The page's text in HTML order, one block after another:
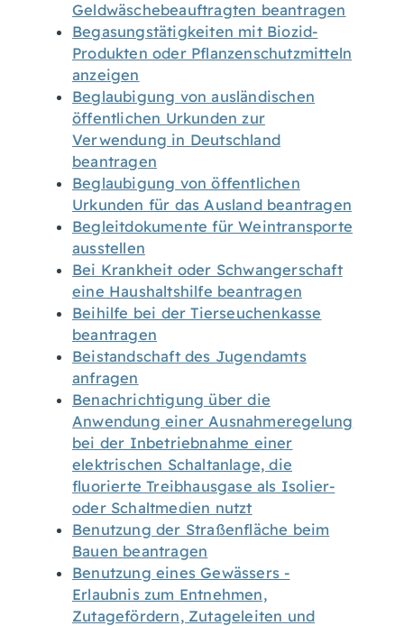
Geldwäschebeauftragten beantragen
Begasungstätigkeiten mit Biozid-
Produkten oder Pflanzenschutzmitteln
anzeigen
Beglaubigung von ausländischen
öffentlichen Urkunden zur
Verwendung in Deutschland
beantragen
Beglaubigung von öffentlichen
Urkunden für das Ausland beantragen
Begleitdokumente für Weintransporte
ausstellen
Bei Krankheit oder Schwangerschaft
eine Haushaltshilfe beantragen
Beihilfe bei der Tierseuchenkasse
beantragen
Beistandschaft des Jugendamts
anfragen
Benachrichtigung über die
Anwendung einer Ausnahmeregelung
bei der Inbetriebnahme einer
elektrischen Schaltanlage, die
fluorierte Treibhausgase als Isolier-
oder Schaltmedien nutzt
Benutzung der Straßenfläche beim
Bauen beantragen
Benutzung eines Gewässers -
Erlaubnis zum Entnehmen,
Zutagefördern, Zutageleiten und